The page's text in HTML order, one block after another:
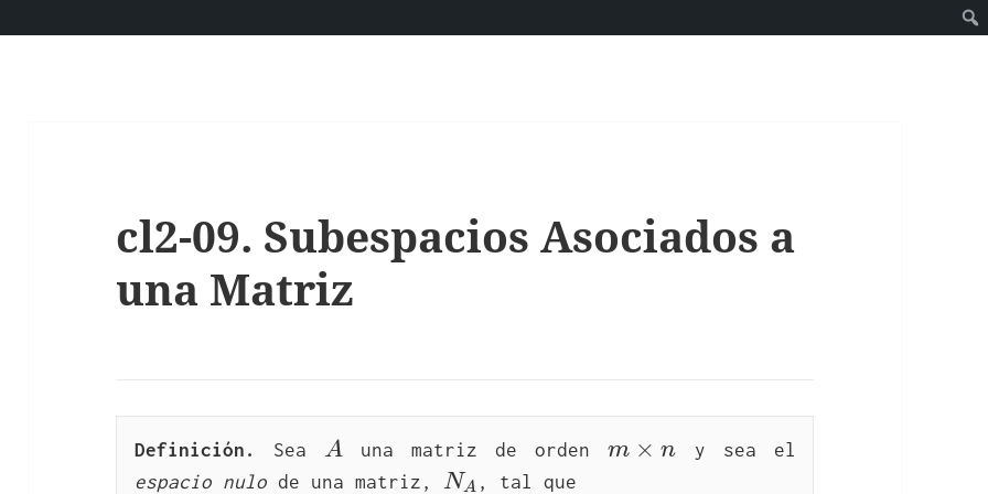
cl2-09. Subespacios Asociados a
una Matriz
Definición. Sea A
A una matriz de orden m\times
m × n
espacio nulo de una matriz, N_A
NA , tal que